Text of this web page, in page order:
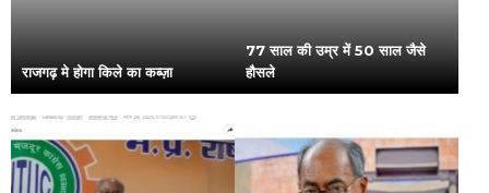
राजगढ़ मे होगा किले का कब्ज़ा
77 साल की उम्र में 50 साल जैसे
हौसले